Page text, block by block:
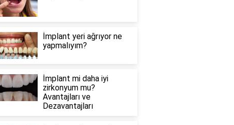
İmplant yeri ağrıyor ne
yapmalıyım?
İmplant mi daha iyi
zirkonyum mu?
Avantajları ve
Dezavantajları